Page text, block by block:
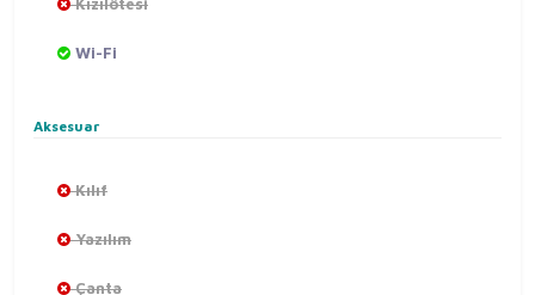
Wi-Fi
Aksesuar
Kılıf
Yazılım
Çanta